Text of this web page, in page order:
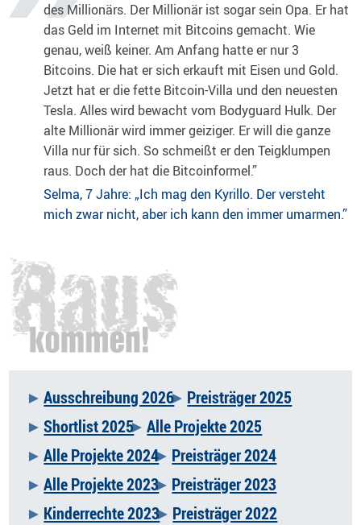
des Millionärs. Der Millionär ist sogar sein Opa. Er hat
das Geld im Internet mit Bitcoins gemacht. Wie
genau, weiß keiner. Am Anfang hatte er nur 3
Bitcoins. Die hat er sich erkauft mit Eisen und Gold.
Jetzt hat er die fette Bitcoin-Villa und den neuesten
Tesla. Alles wird bewacht vom Bodyguard Hulk. Der
alte Millionär wird immer geiziger. Er will die ganze
Villa nur für sich. So schmeißt er den Teigklumpen
raus. Doch der hat die Bitcoinformel.”
Selma, 7 Jahre: „Ich mag den Kyrillo. Der versteht
mich zwar nicht, aber ich kann den immer umarmen.”
Navigation
überspringen
Ausschreibung 2026
Preisträger 2025
Shortlist 2025 Alle Projekte 2025
Alle Projekte 2024
Preisträger 2024
Alle Projekte 2023
Preisträger 2023
Kinderrechte 2023
Preisträger 2022